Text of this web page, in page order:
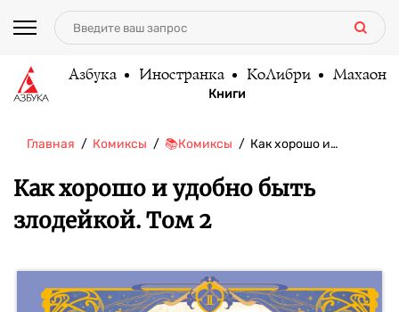
Азбука Иностранка КоЛибри Махаон
Книги
Главная Комиксы 📚Комиксы Как хорошо и…
Как хорошо и удобно быть
злодейкой. Том 2